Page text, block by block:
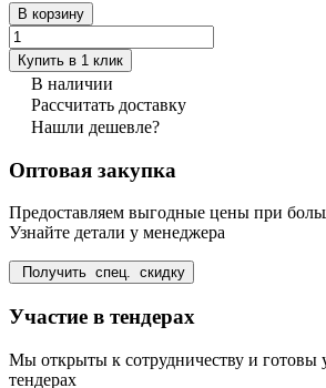
В корзину
Купить в 1 клик
В наличии
Рассчитать доставку
Нашли дешевле?
Оптовая закупка
Предоставляем выгодные цены при
Узнайте детали у менеджера
Получить спец. скидку
Участие в тендерах
Мы открыты к сотрудничеству и готовы
тендерах